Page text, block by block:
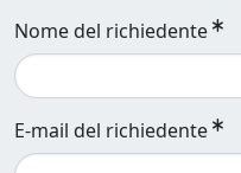
Nome del richiedente
E-mail del richiedente